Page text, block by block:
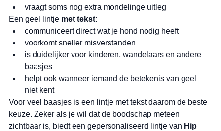
vraagt soms nog extra mondelinge uitleg
Een geel lintje met tekst:
communiceert direct wat je hond nodig heeft
voorkomt sneller misverstanden
is duidelijker voor kinderen, wandelaars en andere
baasjes
helpt ook wanneer iemand de betekenis van geel
niet kent
Voor veel baasjes is een lintje met tekst daarom de beste
keuze. Zeker als je wil dat de boodschap meteen
zichtbaar is, biedt een gepersonaliseerd lintje van Hip